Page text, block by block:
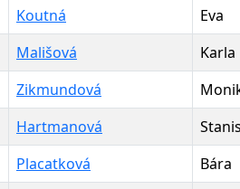
Koutná Eva
Mališová Karla
Zikmundová
Hartmanová
Placatková Bára